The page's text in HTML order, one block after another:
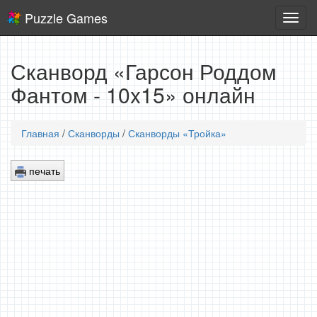
игры
Puzzle Games
Сканворд «Гарсон Роддом
Фантом - 10x15» онлайн
Главная / Сканворды / Сканворды «Тройка»
печать